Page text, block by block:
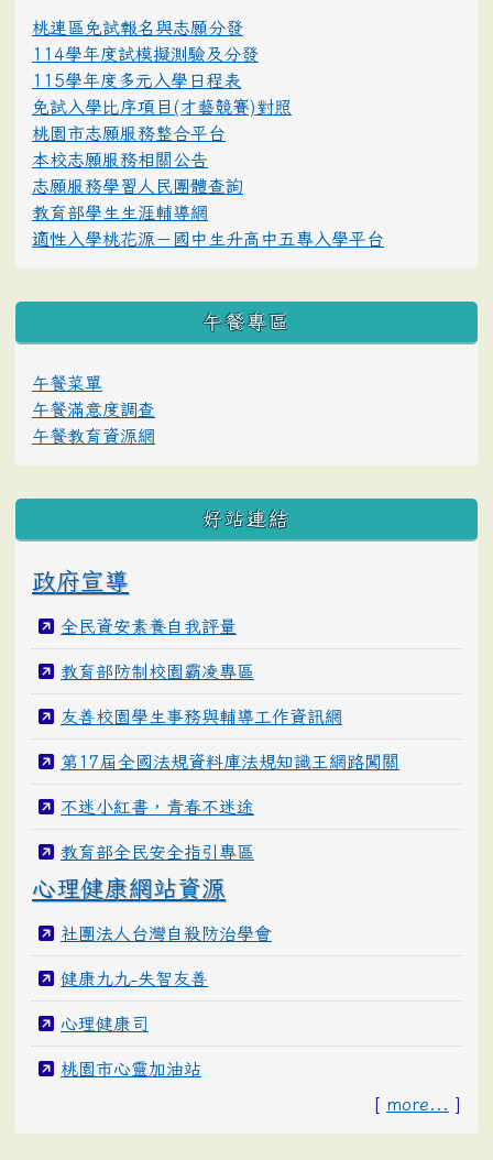
桃連區免試報名與志願分發
114學年度試模擬測驗及分發
115學年度多元入學日程表
免試入學比序項目(才藝競賽)對照
桃園市志願服務整合平台
本校志願服務相關公告
志願服務學習人民團體查詢
教育部學生生涯輔導網
適性入學桃花源－國中生升高中五專入學平台
午餐專區
午餐菜單
午餐滿意度調查
午餐教育資源網
好站連結
政府宣導
全民資安素養自我評量
教育部防制校園霸凌專區
友善校園學生事務與輔導工作資訊網
第17屆全國法規資料庫法規知識王網路闖關
不迷小紅書，青春不迷途
教育部全民安全指引專區
心理健康網站資源
社團法人台灣自殺防治學會
健康九九-失智友善
心理健康司
桃園市心靈加油站
[ more... ]